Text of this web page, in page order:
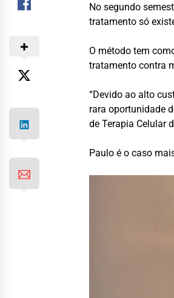
No segundo
tratamento só
O método tem
tratamento contra
“Devido ao alto
rara oportunidade
de Terapia Celular
Paulo é o caso